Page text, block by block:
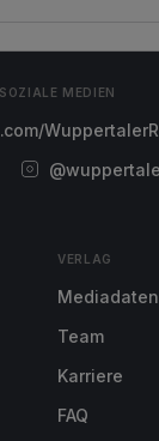
SOZIALE MEDIEN
VERLAG
Mediadaten
Team
Karriere
FAQ